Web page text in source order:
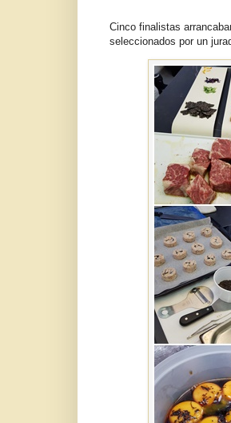
Cinco finalistas
seleccionados por un